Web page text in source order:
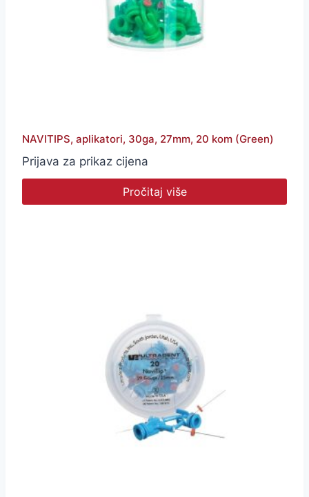
NAVITIPS, aplikatori, 30ga, 27mm, 20 kom (Green)
Prijava za prikaz cijena
Pročitaj više